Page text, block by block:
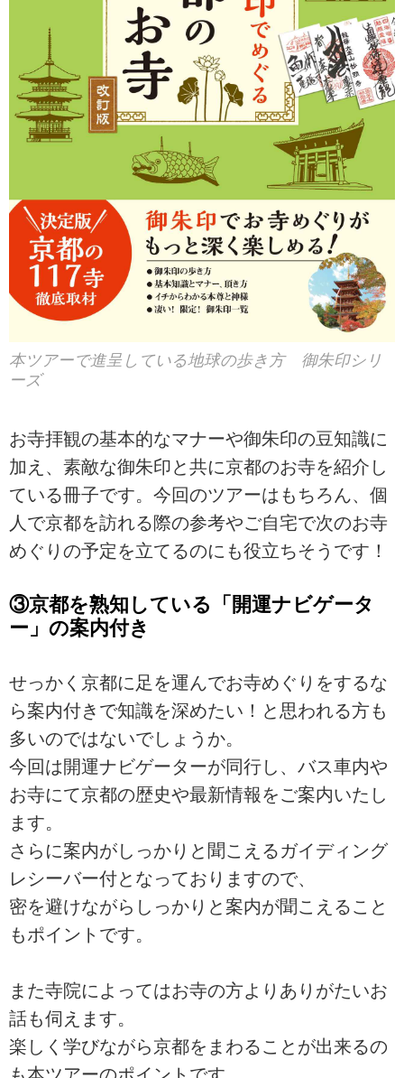
本ツアーで進呈している地球の歩き方 御朱印シリ
ーズ
お寺拝観の基本的なマナーや御朱印の豆知識に
加え、素敵な御朱印と共に京都のお寺を紹介し
ている冊子です。今回のツアーはもちろん、個
人で京都を訪れる際の参考やご自宅で次のお寺
めぐりの予定を立てるのにも役立ちそうです！
③京都を熟知している「開運ナビゲータ
ー」の案内付き
せっかく京都に足を運んでお寺めぐりをするな
ら案内付きで知識を深めたい！と思われる方も
多いのではないでしょうか。
今回は開運ナビゲーターが同行し、バス車内や
お寺にて京都の歴史や最新情報をご案内いたし
ます。
さらに案内がしっかりと聞こえるガイディング
レシーバー付となっておりますので、
密を避けながらしっかりと案内が聞こえること
もポイントです。
また寺院によってはお寺の方よりありがたいお
話も伺えます。
楽しく学びながら京都をまわることが出来るの